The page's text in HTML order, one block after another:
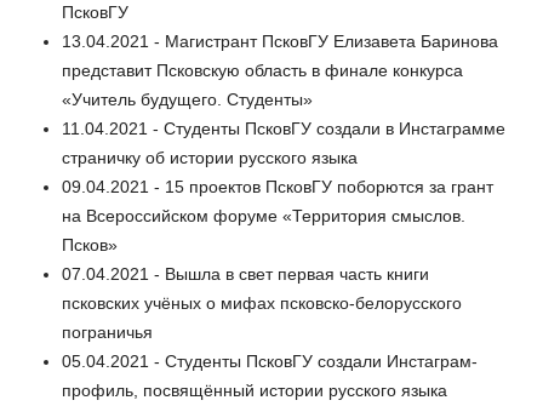
ПсковГУ
13.04.2021 - Магистрант ПсковГУ Елизавета Баринова
представит Псковскую область в финале конкурса
«Учитель будущего. Студенты»
11.04.2021 - Студенты ПсковГУ создали в Инстаграмме
страничку об истории русского языка
09.04.2021 - 15 проектов ПсковГУ поборются за грант
на Всероссийском форуме «Территория смыслов.
Псков»
07.04.2021 - Вышла в свет первая часть книги
псковских учёных о мифах псковско-белорусского
пограничья
05.04.2021 - Студенты ПсковГУ создали Инстаграм-
профиль, посвящённый истории русского языка